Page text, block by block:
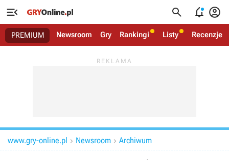
   
PREMIUM Newsroom Gry Rankingi Listy Recenzje
www.gry-online.pl  Newsroom  Archiwum